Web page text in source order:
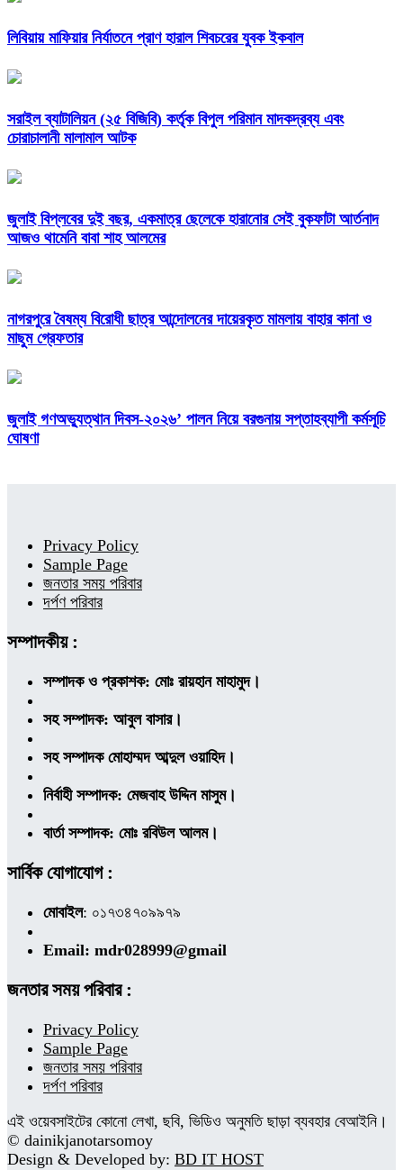
লিবিয়ায় মাফিয়ার নির্যাতনে প্রাণ হারাল শিবচরের যুবক ইকবাল
সরাইল ব্যাটালিয়ন (২৫ বিজিবি) কর্তৃক বিপুল পরিমান মাদকদ্রব্য এবং
চোরাচালানী মালামাল আটক
জুলাই বিপ্লবের দুই বছর, একমাত্র ছেলেকে হারানোর সেই বুকফাটা আর্তনাদ
আজও থামেনি বাবা শাহ আলমের
নাগরপুরে বৈষম্য বিরোধী ছাত্র আন্দোলনের দায়েরকৃত মামলায় বাহার কানা ও
মাছুম গ্রেফতার
জুলাই গণঅভ্যুত্থান দিবস-২০২৬’ পালন নিয়ে বরগুনায় সপ্তাহব্যাপী কর্মসূচি
ঘোষণা
Privacy Policy
Sample Page
জনতার সময় পরিবার
দর্পণ পরিবার
সম্পাদকীয় :
সম্পাদক ও প্রকাশক: মোঃ রায়হান মাহামুদ।
সহ সম্পাদক: আবুল বাসার।
সহ সম্পাদক মোহাম্মদ আব্দুল ওয়াহিদ।
নির্বাহী সম্পাদক: মেজবাহ উদ্দিন মাসুম।
বার্তা সম্পাদক: মোঃ রবিউল আলম।
সার্বিক যোগাযোগ :
মোবাইল: ০১৭৩৪৭০৯৯৭৯
Email: mdr028999@gmail
জনতার সময় পরিবার :
Privacy Policy
Sample Page
জনতার সময় পরিবার
দর্পণ পরিবার
এই ওয়েবসাইটের কোনো লেখা, ছবি, ভিডিও অনুমতি ছাড়া ব্যবহার বেআইনি।
© dainikjanotarsomoy
Design & Developed by: BD IT HOST